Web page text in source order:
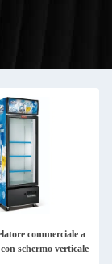
commerciale a
schermo verticale